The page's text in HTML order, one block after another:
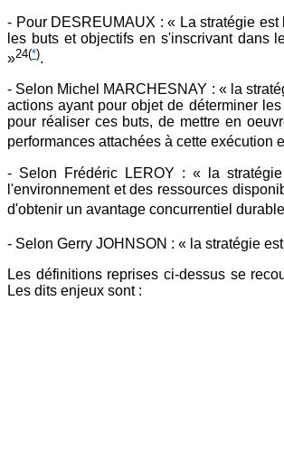
- Pour DESREUMAUX : « La stratégie
les buts et objectifs en s'inscrivant dans
»24(*).
- Selon Michel MARCHESNAY : « la
actions ayant pour objet de déterminer
pour réaliser ces buts, de mettre en
performances attachées à cette exécution
- Selon Frédéric LEROY : « la
l'environnement et des ressources
d'obtenir un avantage concurrentiel
- Selon Gerry JOHNSON : « la stratégie
Les définitions reprises ci-dessus se
Les dits enjeux sont :